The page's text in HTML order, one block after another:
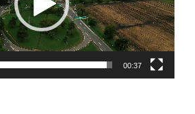
00:37